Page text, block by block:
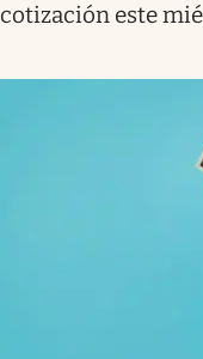
cotización este